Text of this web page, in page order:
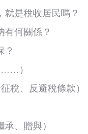
是稅收居民嗎？
有何關係？
？
……）
稅、反避稅條款）
、贈與）